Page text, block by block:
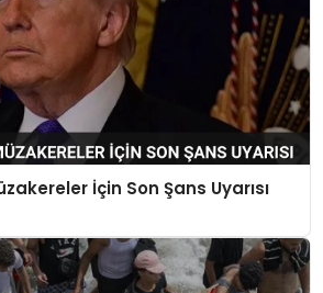
İçin Son Şans Uyarısı